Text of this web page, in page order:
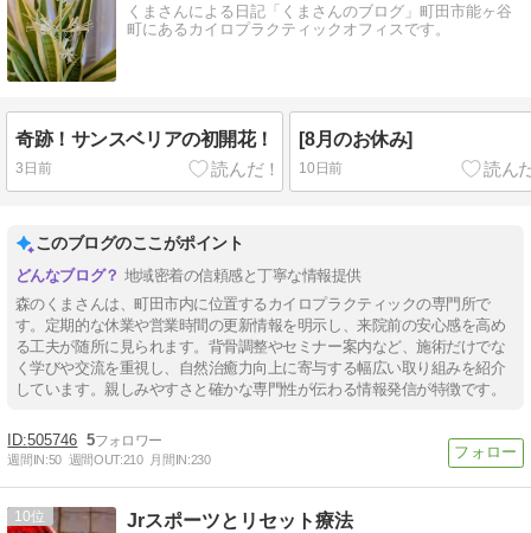
くまさんによる日記「くまさんのブログ」町田市能ヶ谷
町にあるカイロプラクティックオフィスです。
奇跡！サンスベリアの初開花！
3日前
[8月のお休み]
10日前
このブログのここがポイント
地域密着の信頼感と丁寧な情報提供
森のくまさんは、町田市内に位置するカイロプラクティックの専門所で
す。定期的な休業や営業時間の更新情報を明示し、来院前の安心感を高め
る工夫が随所に見られます。背骨調整やセミナー案内など、施術だけでな
く学びや交流を重視し、自然治癒力向上に寄与する幅広い取り組みを紹介
しています。親しみやすさと確かな専門性が伝わる情報発信が特徴です。
505746 5
週間IN:50 週間OUT:210 月間IN:230
10 Jrスポーツとリセット療法